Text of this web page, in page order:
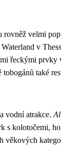
rovněž velmi
v
řeckými prvky
také
vodní atrakce.
s kolotočemi,
věkových